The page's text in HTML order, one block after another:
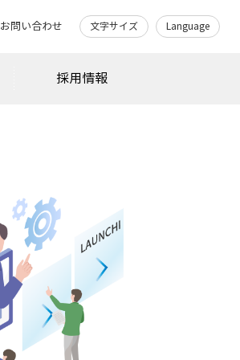
お問い合わせ 文字サイズ Language
採用情報